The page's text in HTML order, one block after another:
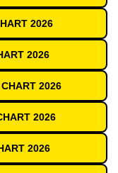
2026
2026
2026
2026
2026